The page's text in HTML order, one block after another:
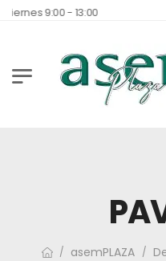
Viernes 9:00 - 13:00
/ asemPLAZA /